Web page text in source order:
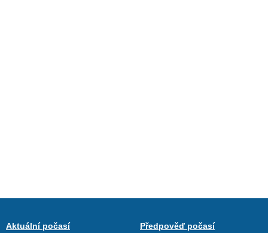
Aktuální počasí
Předpověď počasí